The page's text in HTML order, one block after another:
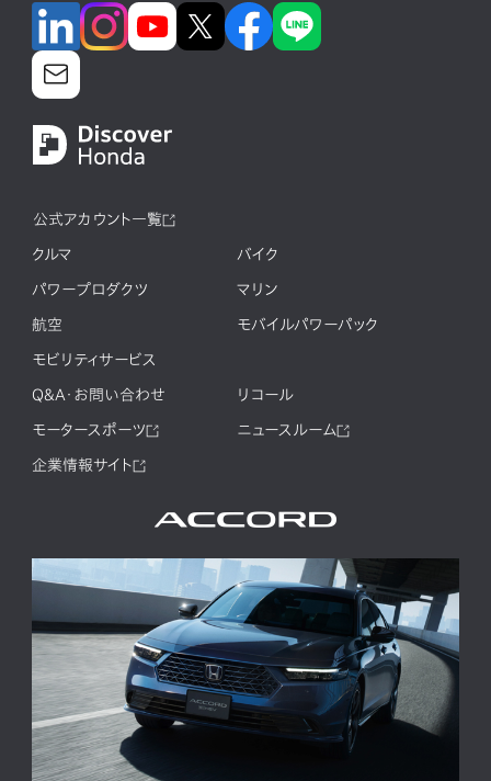
公式アカウント一覧
クルマ バイク
パワープロダクツ マリン
航空 モバイルパワーパック
モビリティサービス
Q&A・お問い合わせ リコール
モータースポーツ ニュースルーム
企業情報サイト